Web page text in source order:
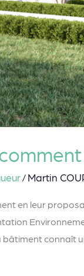
/ Martin
en leur
bâtiment connaît